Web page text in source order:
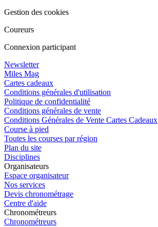
Gestion des cookies
Coureurs
Connexion participant
Newsletter
Miles Mag
Cartes cadeaux
Conditions générales d'utilisation
Politique de confidentialité
Conditions générales de vente
Conditions Générales de Vente Cartes Cadeaux
Course à pied
Toutes les courses par région
Plan du site
Disciplines
Organisateurs
Espace organisateur
Nos services
Devis chronométrage
Centre d'aide
Chronométreurs
Chronométreurs